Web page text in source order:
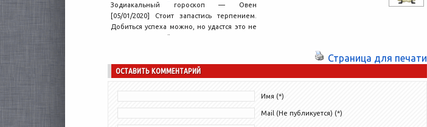
Зодиакальный гороскоп — Овен
[05/01/2020] Стоит запастись терпением.
Добиться успеха можно, но удастся это не
сразу; не отступайте после первых...
Страница для печати
ОСТАВИТЬ КОММЕНТАРИЙ
Имя (*)
Mail (Не публикуется) (*)